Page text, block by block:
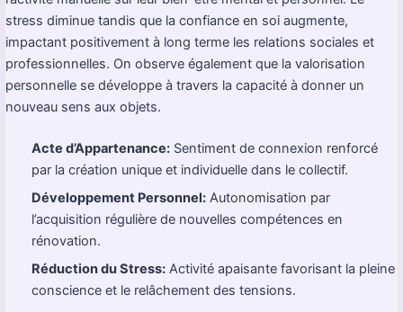
stress diminue tandis que la confiance en soi augmente,
impactant positivement à long terme les relations sociales et
professionnelles. On observe également que la valorisation
personnelle se développe à travers la capacité à donner un
nouveau sens aux objets.
Acte d’Appartenance: Sentiment de connexion renforcé
par la création unique et individuelle dans le collectif.
Développement Personnel: Autonomisation par
l’acquisition régulière de nouvelles compétences en
rénovation.
Réduction du Stress: Activité apaisante favorisant la pleine
conscience et le relâchement des tensions.